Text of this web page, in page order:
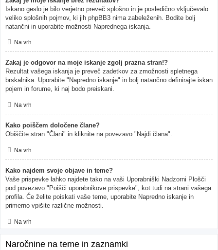
Iskano geslo je bilo verjetno preveč splošno in je posledično vključevalo
veliko splošnih pojmov, ki jih phpBB3 nima zabeleženih. Bodite bolj
natančni in uporabite možnosti Naprednega iskanja.
Na vrh
Zakaj je odgovor na moje iskanje zgolj prazna stran!?
Rezultat vašega iskanja je preveč zadetkov za zmožnosti spletnega
brskalnika. Uporabite "Napredno iskanje" in bolj natančno definirajte iskan
pojem in forume, ki naj bodo preiskani.
Na vrh
Kako poiščem določene člane?
Obiščite stran "Člani" in kliknite na povezavo "Najdi člana".
Na vrh
Kako najdem svoje objave in teme?
Vaše prispevke lahko najdete tako na vaši Uporabniški Nadzorni Plošči
pod povezavo "Poišči uporabnikove prispevke", kot tudi na strani vašega
profila. Če želite poiskati vaše teme, uporabite Napredno iskanje in
primerno vpišite različne možnosti.
Na vrh
Naročnine na teme in zaznamki